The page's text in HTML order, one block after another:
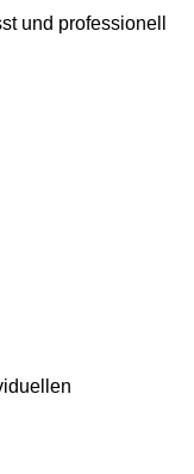
und professionell